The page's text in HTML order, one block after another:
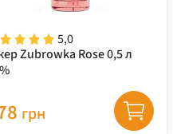
5,0
Zubrowka Rose 0,5 л
грн